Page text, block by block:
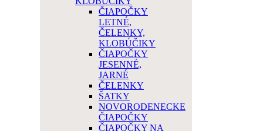
ČIAPOČKY
LETNÉ,
ČELENKY,
KLOBÚČIKY
ČIAPOČKY
JESENNÉ,
JARNÉ
ČELENKY
ŠATKY
NOVORODENECKE
ČIAPOČKY
ČIAPOČKY NA